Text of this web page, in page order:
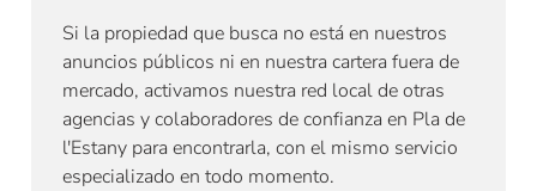
Si la propiedad que busca no está en nuestros
anuncios públicos ni en nuestra cartera fuera de
mercado, activamos nuestra red local de otras
agencias y colaboradores de confianza en Pla de
l'Estany para encontrarla, con el mismo servicio
especializado en todo momento.